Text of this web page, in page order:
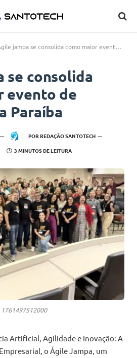
jampa se consolida como maior evento de agilidade da Paraíba
se consolida
evento de
Paraíba
POR REDAÇÃO SANTOTECH
3 MINUTOS DE LEITURA
1761497512000
Artificial, Agilidade e Inovação: A
o Ágile Jampa, um